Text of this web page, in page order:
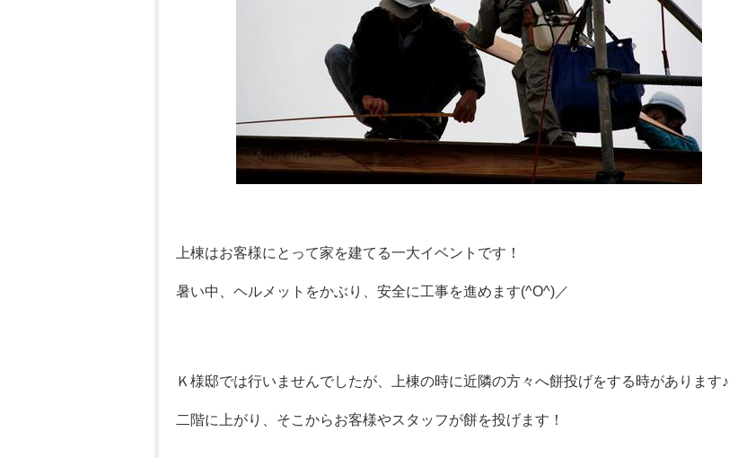
上棟はお客様にとって家を建てる一大イベントです！
暑い中、ヘルメットをかぶり、安全に工事を進めます(^O^)／
Ｋ様邸では行いませんでしたが、上棟の時に近隣の方々へ餅投げをする時があります♪
二階に上がり、そこからお客様やスタッフが餅を投げます！